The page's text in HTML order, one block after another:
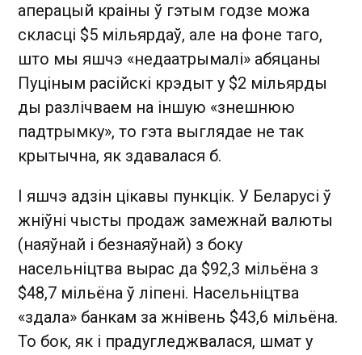
аперацый краіны ў гэтым годзе можа
скласці $5 мільярдаў, але на фоне таго,
што мы яшчэ «недаатрымалі» абяцаны
Пуціным расійскі крэдыт у $2 мільярды
ды разлічваем на іншую «знешнюю
падтрымку», то гэта выглядае не так
крытычна, як здавалася б.
І яшчэ адзін цікавы пункцік. У Беларусі ў
жніўні чысты продаж замежнай валюты
(наяўнай і безнаяўнай) з боку
насельніцтва вырас да $92,3 мільёна з
$48,7 мільёна ў ліпені. Насельніцтва
«здала» банкам за жнівень $43,6 мільёна.
То бок, як і прадугледжвалася, шмат у